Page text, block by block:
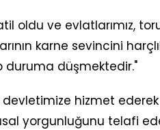
oldu ve evlatlarımız,
karne sevincini
düşmektedir."
hizmet
yorgunluğunu telafi